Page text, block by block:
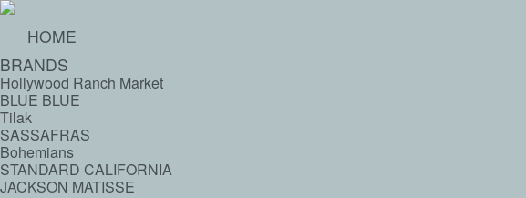
HOME
BRANDS
Hollywood Ranch Market
BLUE BLUE
Tilak
SASSAFRAS
Bohemians
STANDARD CALIFORNIA
JACKSON MATISSE